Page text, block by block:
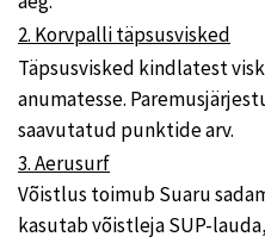
2. Korvpalli täpsusvisked
Täpsusvisked kindlatest
anumatesse.
saavutatud punktide arv.
3. Aerusurf
Võistlus toimub Suaru
kasutab võistleja SUP-